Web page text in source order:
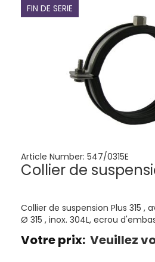
FIN DE SERIE
Article Number: 547/0315E
Collier de
Collier de suspension Plus 315 ,
Ø 315 , inox. 304L, ecrou
Votre prix: Veuillez